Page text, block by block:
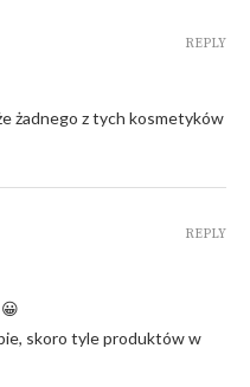
żadnego z tych kosmetyków
REPLY
skoro tyle produktów w
REPLY